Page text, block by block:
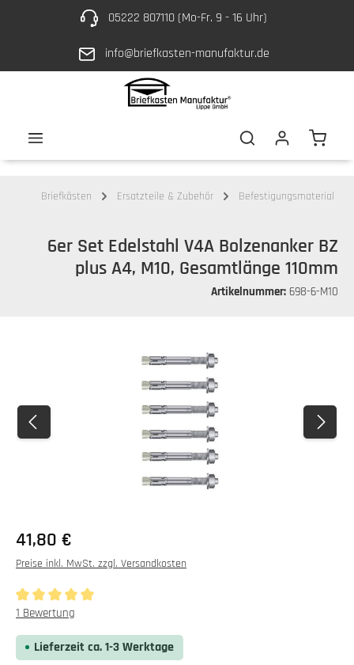
Zum Hauptinhalt springen05222 807110 (Mo-Fr. 9 - 16 Uhr)
info@briefkasten-manufaktur.de
Briefkästen Ersatzteile & Zubehör Befestigungsmaterial
6er Set Edelstahl V4A Bolzenanker BZ
plus A4, M10, Gesamtlänge 110mm
Artikelnummer: 698-6-M10
Regulärer Preis:
41,80 €
Preise inkl. MwSt. zzgl. Versandkosten
Durchschnittliche Bewertung von 5 von 5 Sternen
1 Bewertung
Lieferzeit ca. 1-3 Werktage